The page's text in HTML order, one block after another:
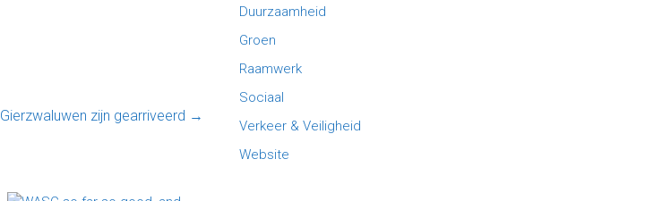
Gierzwaluwen zijn gearriveerd →
Duurzaamheid
Groen
Raamwerk
Sociaal
Verkeer & Veiligheid
Website